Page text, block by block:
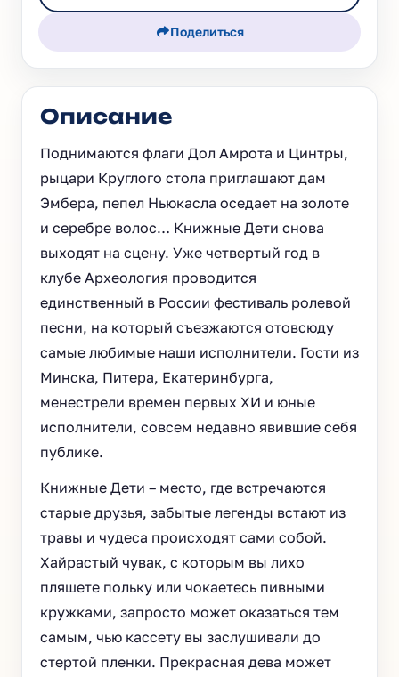
Поделиться
Описание
Поднимаются флаги Дол Амрота и Цинтры,
рыцари Круглого стола приглашают дам
Эмбера, пепел Ньюкасла оседает на золоте
и серебре волос… Книжные Дети снова
выходят на сцену. Уже четвертый год в
клубе Археология проводится
единственный в России фестиваль ролевой
песни, на который съезжаются отовсюду
самые любимые наши исполнители. Гости из
Минска, Питера, Екатеринбурга,
менестрели времен первых ХИ и юные
исполнители, совсем недавно явившие себя
публике.
Книжные Дети – место, где встречаются
старые друзья, забытые легенды встают из
травы и чудеса происходят сами собой.
Хайрастый чувак, с которым вы лихо
пляшете польку или чокаетесь пивными
кружками, запросто может оказаться тем
самым, чью кассету вы заслушивали до
стертой пленки. Прекрасная дева может